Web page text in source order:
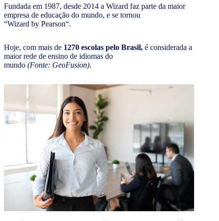
Fundada em 1987, desde 2014 a Wizard faz parte da maior
empresa de educação do mundo, e se tornou
“Wizard by Pearson“.
Hoje, com mais de 1270 escolas pelo Brasil, é considerada a
maior rede de ensino de idiomas do
mundo (Fonte: GeoFusion).